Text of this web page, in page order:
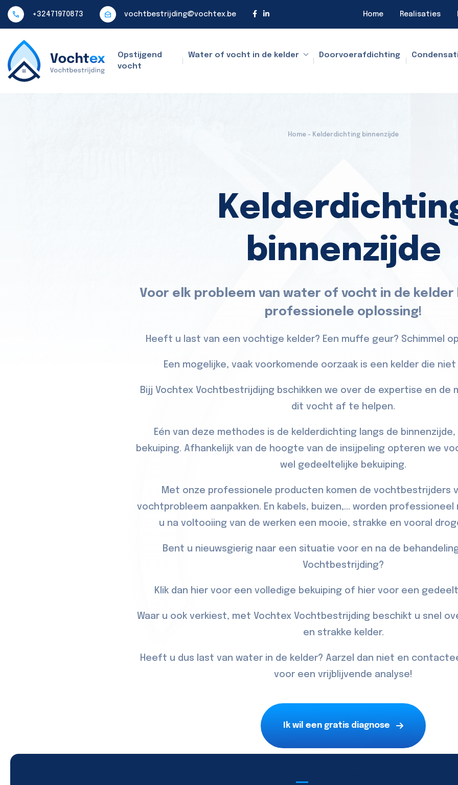
+32471970873 vochtbestrijding@vochtex.be Home Realisaties
Opstijgend
vocht
Water of vocht in de kelder Doorvoerafdichting
Home - Kelderdichting binnenzijde
binnenzijde
Voor elk probleem van water of vocht in de kelder
professionele oplossing!
Heeft u last van een vochtige kelder? Een muffe geur? Schimmel
Een mogelijke, vaak voorkomende oorzaak is een kelder die
Bijj Vochtex Vochtbestrijdijng bschikken we over de expertise en de
dit vocht af te helpen.
Eén van deze methodes is de kelderdichting langs de
bekuiping. Afhankelijk van de hoogte van de insijpeling opteren we
wel gedeeltelijke bekuiping.
Met onze professionele producten komen de vochtbestrijders
vochtprobleem aanpakken. En kabels, buizen,... worden
u na voltooiing van de werken een mooie, strakke en vooral
Bent u nieuwsgierig naar een situatie voor en na de
Vochtbestrijding?
Klik dan hiervoor een volledige bekuiping of hiervoor een
Waar u ook verkiest, met Vochtex Vochtbestrijding beschikt u snel
en strakke kelder.
Heeft u dus last van water in de kelder? Aarzel dan niet en
voor een vrijblijvende analyse!
Ik wil een gratis diagnose